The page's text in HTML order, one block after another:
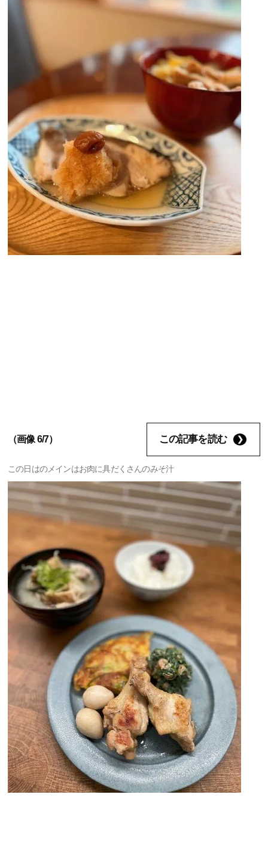
（画像 6/7） この記事を読む
この日はのメインはお肉に具だくさんのみそ汁